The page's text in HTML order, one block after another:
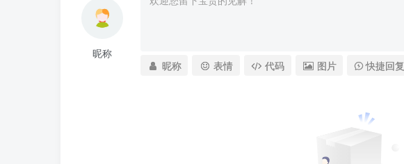
昵称
昵称 表情 代码 图片 快捷回复